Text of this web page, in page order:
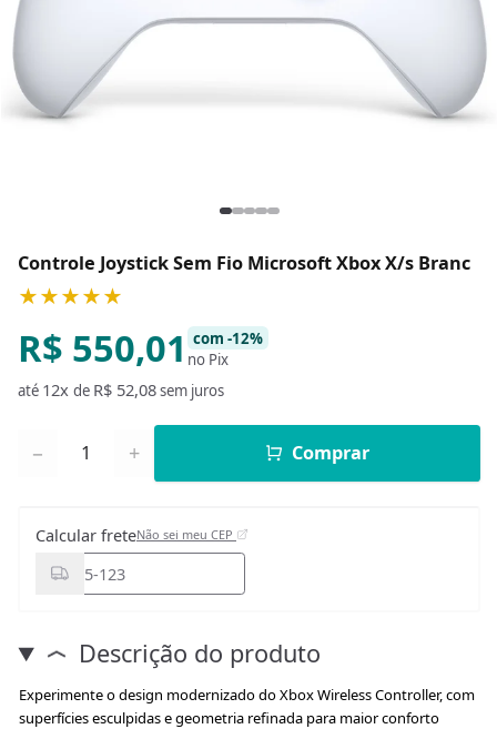
Controle Joystick Sem Fio Microsoft Xbox X/s Branc
★★★★★
R$ 550,01 com -12%
no Pix
até 12x de R$ 52,08sem juros
− + Comprar
Calcular freteNão sei meu CEP
Descrição do produto
Experimente o design modernizado do Xbox Wireless Controller, com
superfícies esculpidas e geometria refinada para maior conforto